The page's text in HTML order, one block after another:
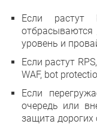
Если растут
уровень и
Если растут
WAF, bot
Если
очередь или
защита дорогих